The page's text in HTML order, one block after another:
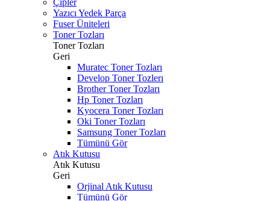
Çipler
Yazıcı Yedek Parça
Fuser Üniteleri
Toner Tozları
Toner Tozları
Geri
Muratec Toner Tozları
Develop Toner Tozlerı
Brother Toner Tozları
Hp Toner Tozları
Kyocera Toner Tozları
Oki Toner Tozları
Samsung Toner Tozları
Tümünü Gör
Atık Kutusu
Atık Kutusu
Geri
Orjinal Atık Kutusu
Tümünü Gör